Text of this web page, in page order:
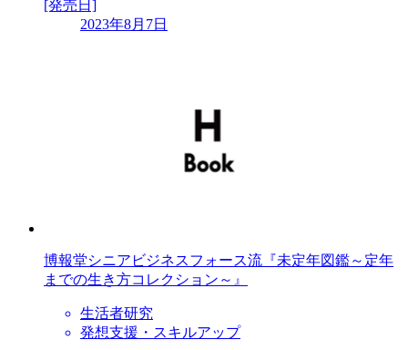
[発売日]
2023年8月7日
博報堂シニアビジネスフォース流『未定年図鑑～定年
までの生き方コレクション～』
生活者研究
発想支援・スキルアップ